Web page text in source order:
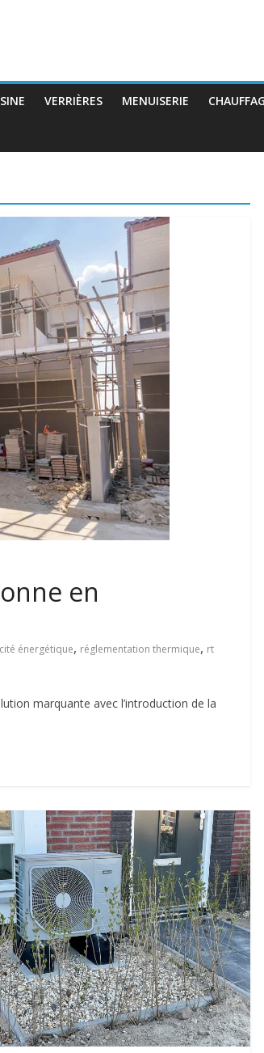
VERRIÈRES MENUISERIE
en
énergétique, réglementation thermique, rt
marquante avec l’introduction de la